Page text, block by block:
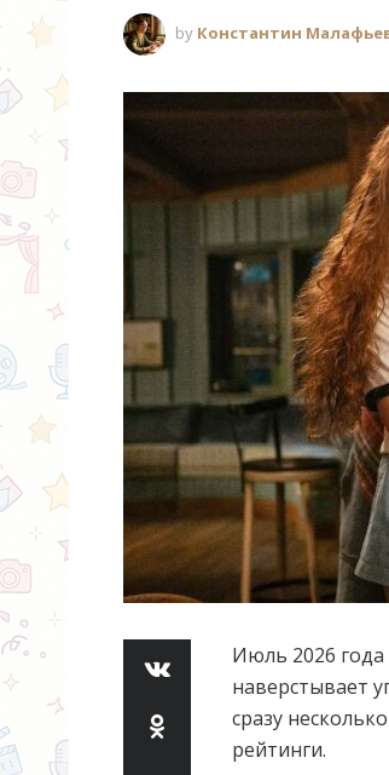
by Константин
Июль 2026
наверстывает
сразу
рейтинги.